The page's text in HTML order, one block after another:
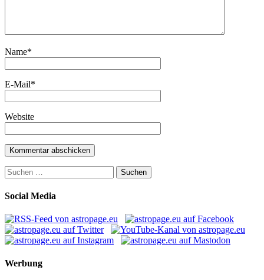
Name*
E-Mail*
Website
Suchen
nach:
Social Media
Werbung